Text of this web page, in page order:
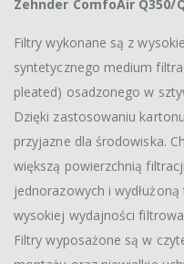
Zehnder ComfoAir Q350/
Filtry wykonane są z
syntetycznego medium
pleated) osadzonego w
Dzięki zastosowaniu
przyjazne dla środowiska.
większą powierzchnią
jednorazowych i
wysokiej wydajności
Filtry wyposażone są w